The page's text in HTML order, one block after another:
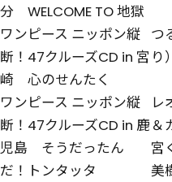
分 WELCOME TO 地獄
ワンピース ニッポン縦
断！47クルーズCD in 宮
崎 心のせんたく
つ
り）
ワンピース ニッポン縦
断！47クルーズCD in 鹿
児島 そうだったん
だ！トンタッタ
レ
＆
宮
美